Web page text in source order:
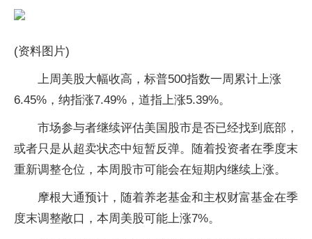
(资料图片)
上周美股大幅收高，标普500指数一周累计上涨
6.45%，纳指涨7.49%，道指上涨5.39%。
市场参与者继续评估美国股市是否已经找到底部，
或者只是从超卖状态中短暂反弹。随着投资者在季度末
重新调整仓位，本周股市可能会在短期内继续上涨。
摩根大通预计，随着养老基金和主权财富基金在季
度末调整敞口，本周美股可能上涨7%。